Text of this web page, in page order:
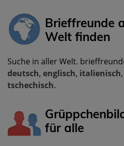
Brieffreunde
Welt finden
Suche in aller Welt.
deutsch, englisch, italienisch,
tschechisch.
für alle